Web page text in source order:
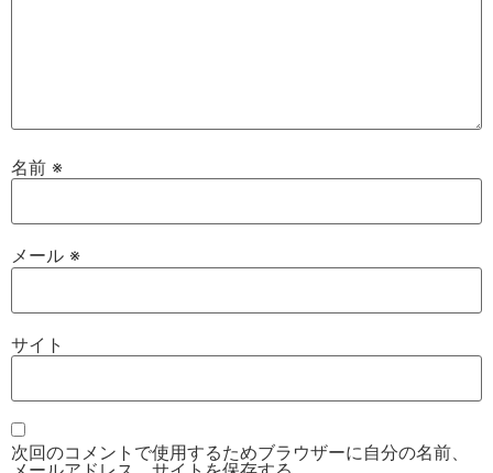
名前 ※
メール ※
サイト
次回のコメントで使用するためブラウザーに自分の名前、